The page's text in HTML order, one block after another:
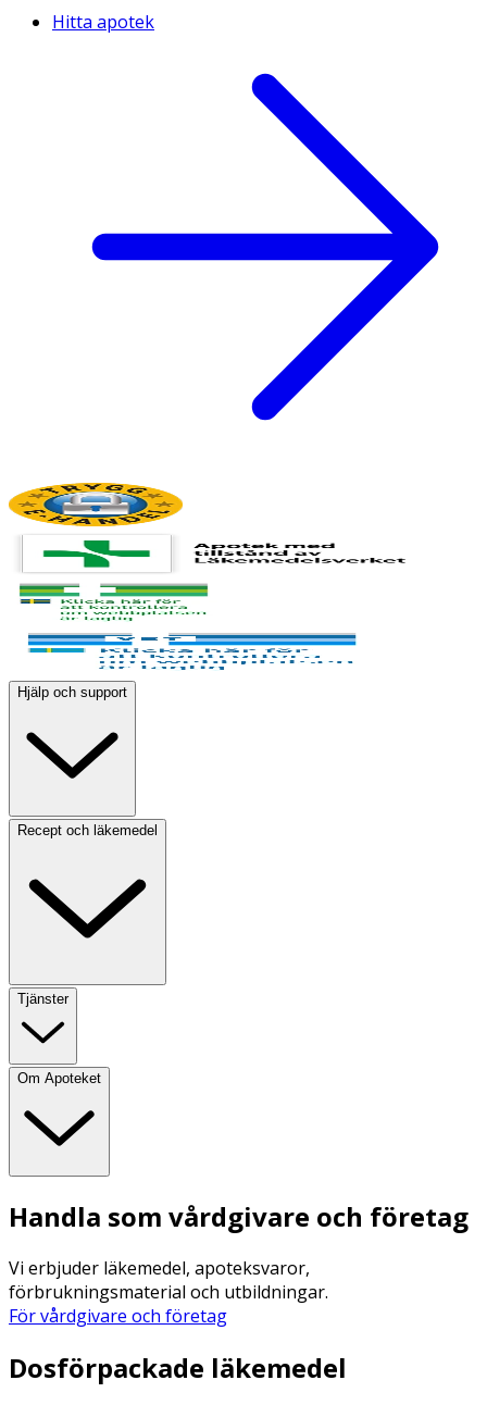
Hitta apotek
Hjälp och support
Recept och läkemedel
Tjänster
Om Apoteket
Handla som vårdgivare och företag
Vi erbjuder läkemedel, apoteksvaror,
förbrukningsmaterial och utbildningar.
För vårdgivare och företag
Dosförpackade läkemedel